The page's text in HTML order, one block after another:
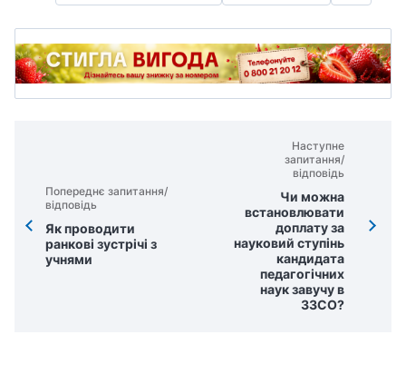
Попереднє запитання/
відповідь
Як проводити
ранкові зустрічі з
учнями
Наступне
запитання/
відповідь
Чи можна
встановлювати
доплату за
науковий ступінь
кандидата
педагогічних
наук завучу в
ЗЗСО?